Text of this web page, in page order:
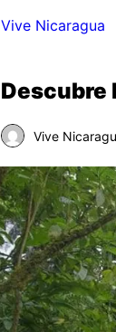
Vive Nicaragua
Descubre
Vive